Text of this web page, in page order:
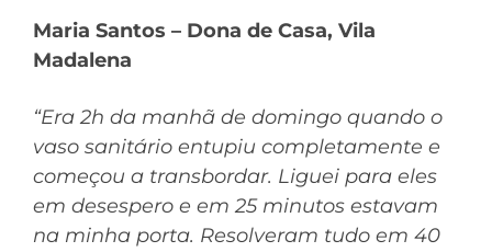
Maria Santos – Dona de Casa, Vila
Madalena
“Era 2h da manhã de domingo quando o
vaso sanitário entupiu completamente e
começou a transbordar. Liguei para eles
em desespero e em 25 minutos estavam
na minha porta. Resolveram tudo em 40